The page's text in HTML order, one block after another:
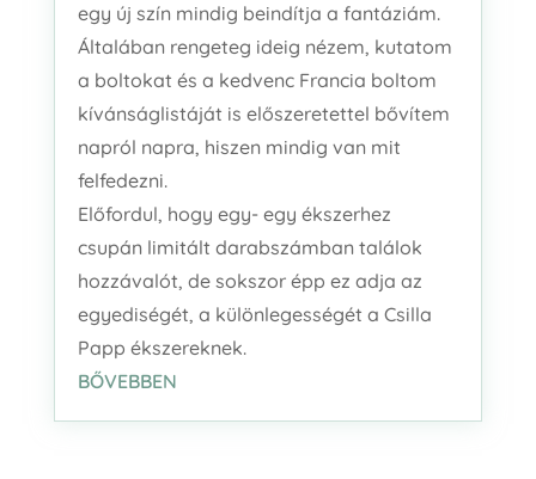
egy új szín mindig beindítja a fantáziám.
Általában rengeteg ideig nézem, kutatom
a boltokat és a kedvenc Francia boltom
kívánságlistáját is előszeretettel bővítem
napról napra, hiszen mindig van mit
felfedezni.
Előfordul, hogy egy- egy ékszerhez
csupán limitált darabszámban találok
hozzávalót, de sokszor épp ez adja az
egyediségét, a különlegességét a Csilla
Papp ékszereknek.
BŐVEBBEN